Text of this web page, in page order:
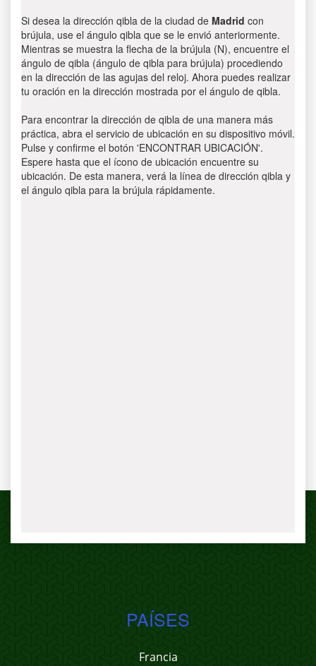
Si desea la dirección qibla de la ciudad de Madrid con
brújula, use el ángulo qibla que se le envió anteriormente.
Mientras se muestra la flecha de la brújula (N), encuentre el
ángulo de qibla (ángulo de qibla para brújula) procediendo
en la dirección de las agujas del reloj. Ahora puedes realizar
tu oración en la dirección mostrada por el ángulo de qibla.
Para encontrar la dirección de qibla de una manera más
práctica, abra el servicio de ubicación en su dispositivo móvil.
Pulse y confirme el botón 'ENCONTRAR UBICACIÓN'.
Espere hasta que el ícono de ubicación encuentre su
ubicación. De esta manera, verá la línea de dirección qibla y
el ángulo qibla para la brújula rápidamente.
PAÍSES
Francia